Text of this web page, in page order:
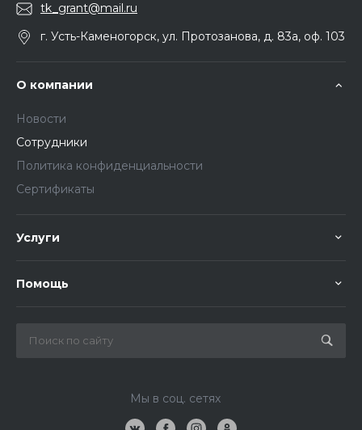
tk_grant@mail.ru
г. Усть-Каменогорск, ул. Протозанова, д. 83а, оф. 103
О компании
Новости
Сотрудники
Политика конфиденциальности
Сертификаты
Услуги
Помощь
Мы в соц. сетях